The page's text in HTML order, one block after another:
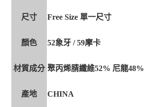
尺寸 Free Size 單一尺寸
顏色 52象牙 / 59摩卡
材質成分 聚丙烯腈纖維52% 尼龍48%
產地 CHINA